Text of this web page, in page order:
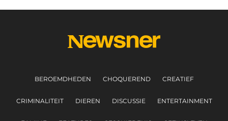
BEROEMDHEDEN CHOQUEREND CREATIEF
CRIMINALITEIT DIEREN DISCUSSIE ENTERTAINMENT